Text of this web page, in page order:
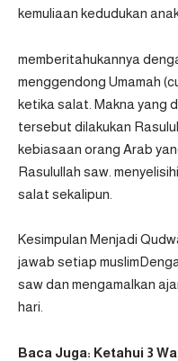
kemuliaan kedudukan
memberitahukannya
menggendong Umamah
ketika salat. Makna yang
tersebut dilakukan
kebiasaan orang Arab
Rasulullah saw.
salat sekalipun.
Kesimpulan Menjadi
jawab setiap
saw dan mengamalkan
hari.
Baca Juga: Ketahui 3